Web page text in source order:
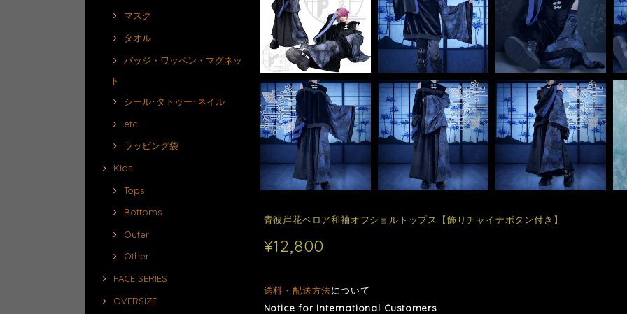
マスク
タオル
バッジ・ワッペン・マグネッ
ト
シール･タトゥー･ネイル
etc.
ラッピング袋
Kids
Tops
Bottoms
Outer
Other
FACE SERIES
OVERSIZE
青彼岸花ベロア和袖オフショルトップス【飾りチャイナボタン付き】
¥12,800
送料・配送方法について
Notice for International Customers